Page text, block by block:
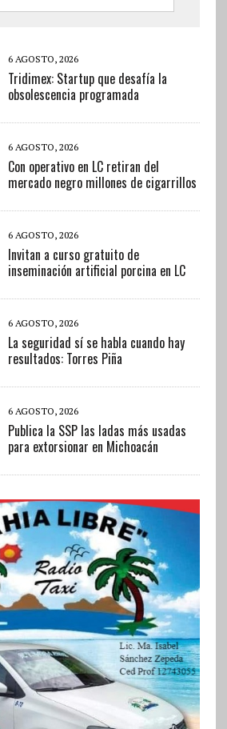
6 AGOSTO, 2026
Tridimex: Startup que desafía la
obsolescencia programada
6 AGOSTO, 2026
Con operativo en LC retiran del
mercado negro millones de cigarrillos
6 AGOSTO, 2026
Invitan a curso gratuito de
inseminación artificial porcina en LC
6 AGOSTO, 2026
La seguridad sí se habla cuando hay
resultados: Torres Piña
6 AGOSTO, 2026
Publica la SSP las ladas más usadas
para extorsionar en Michoacán